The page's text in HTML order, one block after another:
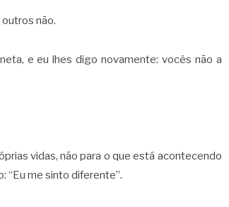
não.
e eu lhes digo novamente: vocês não a
vidas, não para o que está acontecendo
“Eu me sinto diferente”.